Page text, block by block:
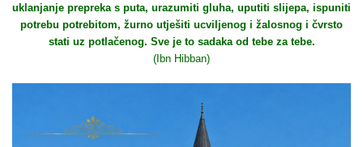
uklanjanje prepreka s puta, urazumiti gluha, uputiti slijepa, ispuniti
potrebu potrebitom, žurno utješiti ucviljenog i žalosnog i čvrsto
stati uz potlačenog. Sve je to sadaka od tebe za tebe.
(Ibn Hibban)